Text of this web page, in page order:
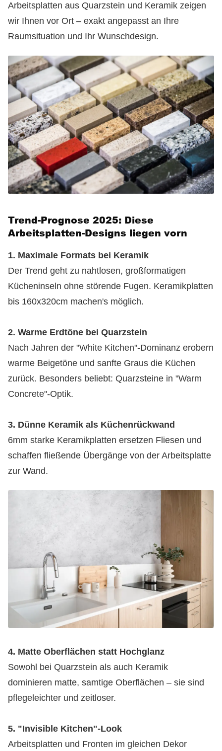
Arbeitsplatten aus Quarzstein und Keramik zeigen
wir Ihnen vor Ort – exakt angepasst an Ihre
Raumsituation und Ihr Wunschdesign.
Trend-Prognose 2025: Diese
Arbeitsplatten-Designs liegen vorn
1. Maximale Formats bei Keramik
Der Trend geht zu nahtlosen, großformatigen
Kücheninseln ohne störende Fugen. Keramikplatten
bis 160x320cm machen's möglich.
2. Warme Erdtöne bei Quarzstein
Nach Jahren der "White Kitchen"-Dominanz erobern
warme Beigetöne und sanfte Graus die Küchen
zurück. Besonders beliebt: Quarzsteine in "Warm
Concrete"-Optik.
3. Dünne Keramik als Küchenrückwand
6mm starke Keramikplatten ersetzen Fliesen und
schaffen fließende Übergänge von der Arbeitsplatte
zur Wand.
4. Matte Oberflächen statt Hochglanz
Sowohl bei Quarzstein als auch Keramik
dominieren matte, samtige Oberflächen – sie sind
pflegeleichter und zeitloser.
5. "Invisible Kitchen"-Look
Arbeitsplatten und Fronten im gleichen Dekor